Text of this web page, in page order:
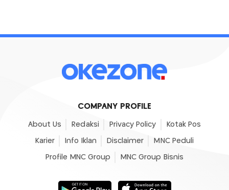
COMPANY PROFILE
About Us Redaksi Privacy Policy Kotak Pos
Karier Info Iklan Disclaimer MNC Peduli
Profile MNC Group MNC Group Bisnis